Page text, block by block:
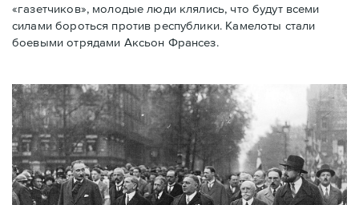
«газетчиков», молодые люди клялись, что будут всеми
силами бороться против республики. Камелоты стали
боевыми отрядами Аксьон Франсез.